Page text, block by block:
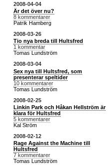
2008-04-04
Är det över nu?
8 kommentarer
Patrik Hamberg
2008-03-26
Tio nya breda till Hultsfred
1 kommentar
Tomas Lundström
2008-03-04
Sex nya till Hultsfred, som
presenterar speltider
10 kommentarer
Tomas Lundström
2008-02-25
Linkin Park och Håkan Hellström är
klara för Hultsfred
5 kommentarer
Kal Ström
2008-02-12
Rage Against the Machine till
Hultsfred
7 kommentarer
Tomas Lundström